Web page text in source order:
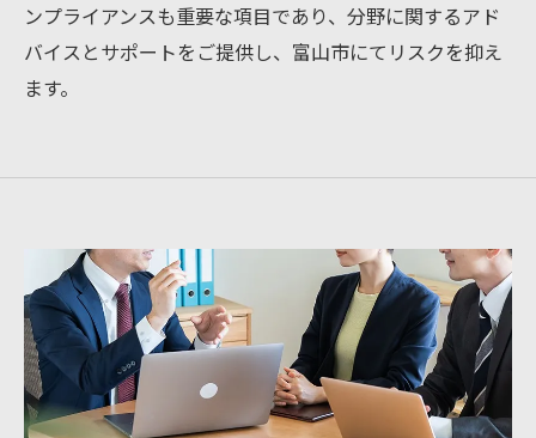
ンプライアンスも重要な項目であり、分野に関するアド
バイスとサポートをご提供し、富山市にてリスクを抑え
ます。